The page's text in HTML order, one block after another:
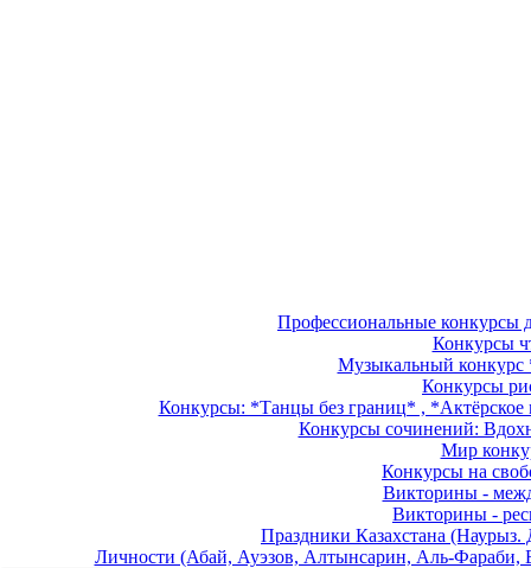
Профессиональные конкурсы
Конкурсы
Музыкальный конкурс
Конкурсы
Конкурсы: *Танцы без границ* , *Актёрское
Конкурсы сочинений:
Мир
Конкурсы на
Викторины -
Викторины -
Праздники Казахстана (Наурыз.
Личности (Абай, Ауэзов, Алтынсарин, Аль-Фараби,